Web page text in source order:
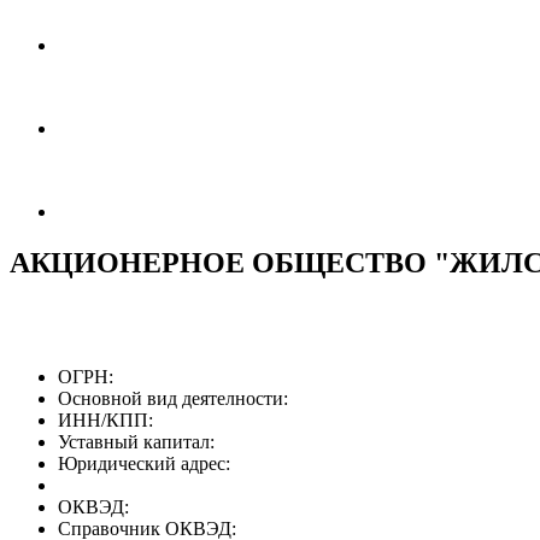
АКЦИОНЕРНОЕ ОБЩЕСТВО
ОГРН:
Основной вид деятелности:
ИНН/КПП:
Уставный капитал:
Юридический адрес:
ОКВЭД:
Справочник ОКВЭД: